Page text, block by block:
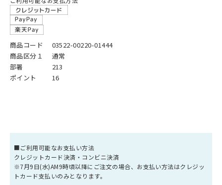
商品コード
03522-00220-01444
商品区分１
通常
部署
213
ポイント
16
■ご利用可能なお支払い方法
クレジットカード決済・コンビニ決済
※7月9日(水)AM9時頃以降にご注文の場合、お支払い方法はクレジッ
トカード支払いのみとなります。